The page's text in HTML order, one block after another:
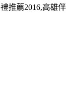
推薦2016,高雄伴